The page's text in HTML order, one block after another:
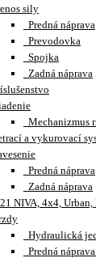
sily
Predná náprava
Prevodovka
Spojka
Zadná náprava
Mechanizmus
a vykurovací
Predná náprava
Zadná náprava
NIVA, 4x4,
Hydraulická
Predná